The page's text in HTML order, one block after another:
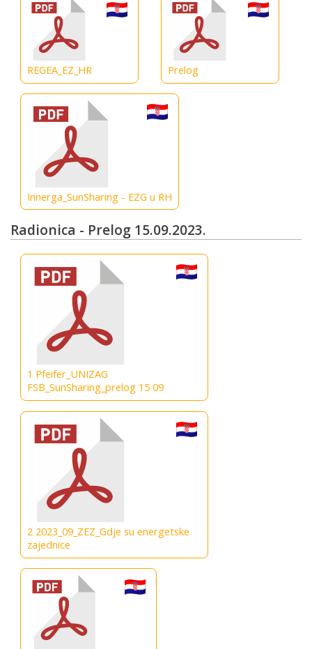
REGEA_EZ_HR Prelog
Innerga_SunSharing - EZG u RH
Radionica - Prelog 15.09.2023.
1 Pfeifer_UNIZAG
FSB_SunSharing_prelog 15 09
2 2023_09_ZEZ_Gdje su energetske
zajednice